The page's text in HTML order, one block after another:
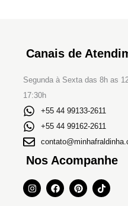
Canais de
Segunda à Sexta das 8h as
17:30h
+55 44 99133-2611
+55 44 99162-2611
Nos Acompanhe
I
n
s
F
a
c
P
i
n
T
i
k